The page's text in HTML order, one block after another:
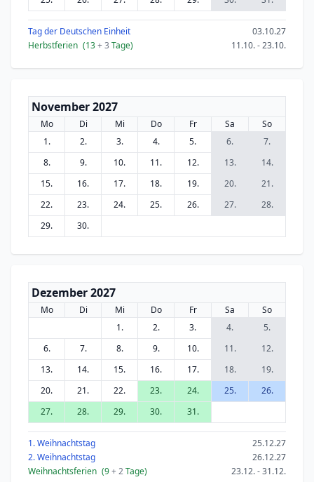
Tag der Deutschen Einheit
03.10.27
Herbstferien (13+ 3 Tage) 11.10. - 23.10.
November 2027
Mo Di Mi Do Fr Sa
So
1.
2. 3. 4. 5. 6.
7.
8.
9. 10. 11. 12. 13.
14.
15.
16. 17. 18. 19. 20.
21.
22.
23. 24. 25. 26. 27.
28.
29.
30.
Dezember 2027
Mo Di Mi Do Fr Sa
So
1.
2. 3. 4.
5.
6.
7. 8. 9. 10. 11.
12.
13.
14. 15. 16. 17. 18.
19.
20.
21. 22. 23. 24. 25.
26.
27.
28. 29. 30. 31.
1. Weihnachtstag
25.12.27
2. Weihnachtstag
26.12.27
Weihnachtsferien (9+ 2Tage) 23.12. - 31.12.